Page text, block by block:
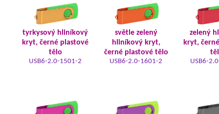
tyrkysový hliníkový
kryt, černé plastové
tělo
USB6-2.0-1501-2
světle zelený
hliníkový kryt,
černé plastové tělo
USB6-2.0-1601-2
zelený
kryt,
USB6-